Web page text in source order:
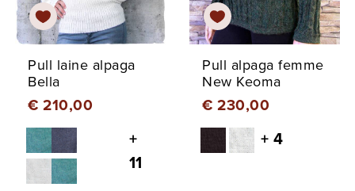
Pull laine alpaga
Bella
€ 210,00
+
11
Pull alpaga femme
New Keoma
€ 230,00
+ 4